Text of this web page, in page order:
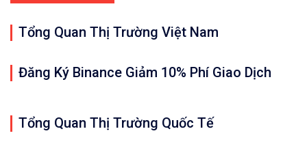
Tổng Quan Thị Trường Việt Nam
Đăng Ký Binance Giảm 10% Phí Giao Dịch
Tổng Quan Thị Trường Quốc Tế